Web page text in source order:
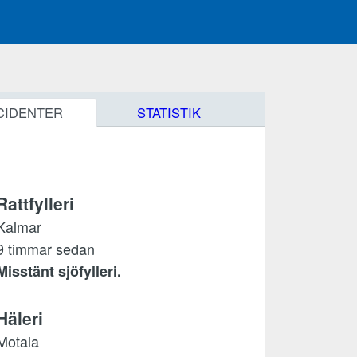
STATISTIK
timmar sedan
sjöfylleri.